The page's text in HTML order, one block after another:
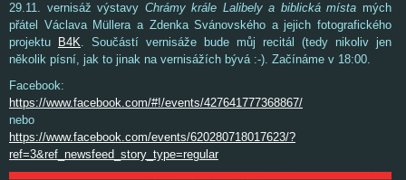
29.11. vernisáž výstavy Chrámy krále Lalibely a biblická místa mých
přátel Václava Müllera a Zdenka Svánovského a jejich fotografického
projektu
B4K. Součástí vernisáže bude můj recitál (tedy nikoliv jen
několik písní, jak to jinak na vernisážích bývá :-). Začínáme v 18:00.
Facebook:
https://www.facebook.com/#!/events/427641777368867/
nebo
https://www.facebook.com/events/620280718017623/?
ref=3&ref_newsfeed_story_type=regular